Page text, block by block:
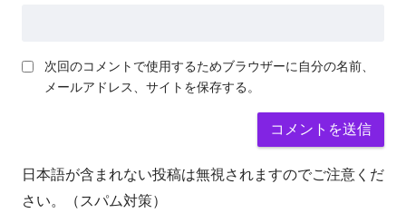
次回のコメントで使用するためブラウザーに自分の名前、
メールアドレス、サイトを保存する。
日本語が含まれない投稿は無視されますのでご注意くだ
さい。（スパム対策）